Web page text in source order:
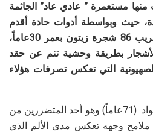
منها مستعمرة ” عادي عاد” الجاثمة
حيث وبواسطة أدوات حادة أقدم
المستعمرون على قطع وتخريب 86 شجرة زيتون بعمر 30عاماً،
بطريقة وحشية تنم عن حقد
التي تعكس تصرفات هؤلاء
الحاج محمد حمدان علي عواد (71عاماً) وهو أحد المتضررين من
ملامح وجهه تعكس مدى الألم الذي